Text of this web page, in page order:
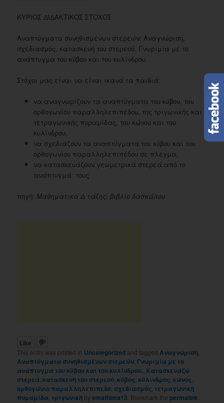
ΚΥΡΙΟΣ ΔΙΔΑΚΤΙΚΟΣ ΣΤΟΧΟΣ
Αναπτύγματα συνηθισμένων στερεών: Αναγνώριση,
σχεδιασμός, κατασκευή του στερεού. Γνωριμία με το
ανάπτυγμα του κύβου και του κυλίνδρου.
Στόχοι μας είναι να είναι ικανά τα παιδιά:
να αναγνωρίζουν τα αναπτύγματα του κύβου, του
ορθογωνίου παραλληλεπιπέδου, της τριγωνικής και
τετραγωνικής πυραμίδας, του κώνου και του
κυλίνδρου,
να σχεδιάζουν τα αναπτύγματα του κύβου και του
ορθογωνίου παραλληλεπιπέδου σε πλέγμα,
να κατασκευάζουν γεωμετρικά στερεά από το
ανάπτυγμά τους
πηγή:Μαθηματικά Δ τάξης, βιβλίο δασκάλου
Like
This entry was posted in Uncategorized and tagged Αναγνώριση
Αναπτύγματα συνηθισμένων στερεών Γνωριμία με το
ανάπτυγμα του κύβου και του κυλίνδρου. Κατασκευάζω
στερεά κατασκευή του στερεού κύβος κύλινδρος κώνος
ορθογώνιο παραλληλεπιπεδο σχεδιασμός τετραγωνική
πυραμίδα τριγωνική byemathima13 . Bookmark the permalink